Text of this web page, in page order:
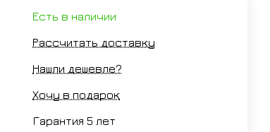
Есть в наличии
Рассчитать доставку
Нашли дешевле?
Хочу в подарок
Гарантия 5 лет